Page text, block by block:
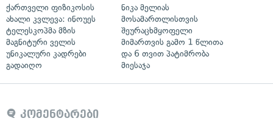
ქართველი ფიზიკოსის
ახალი კვლევა: ინოუეს
ტელესკოპმა მზის
მაგნიტური ველის
უნიკალური კადრები
გადაიღო
ნიკა მელიას
მოსამართლისთვის
შეურაცხმყოფელი
მიმართვის გამო 1 წლითა
და 6 თვით პატიმრობა
მიესაჯა
კომენტარები